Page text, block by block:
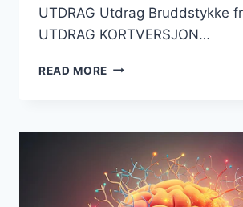
UTDRAG Utdrag Bruddstykke
UTDRAG KORTVERSJON…
READ MORE UTDRAG
OG
VURDERINGER
FOR
LØSERE